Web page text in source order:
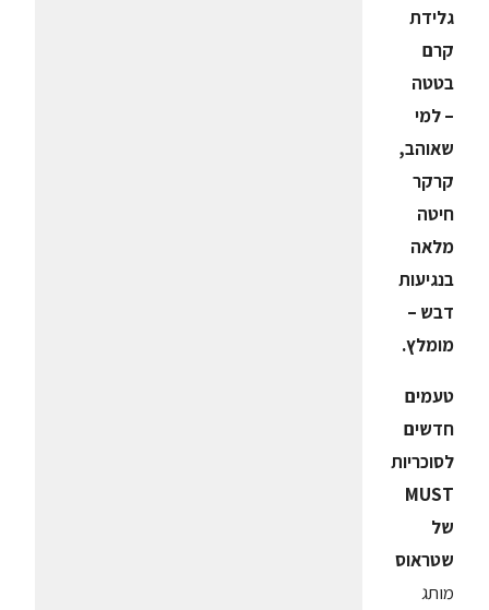
גלידת
קרם
בטטה
– למי
שאוהב,
קרקר
חיטה
מלאה
בנגיעות
דבש –
מומלץ.
טעמים
חדשים
לסוכריות
MUST
של
שטראוס
מותג